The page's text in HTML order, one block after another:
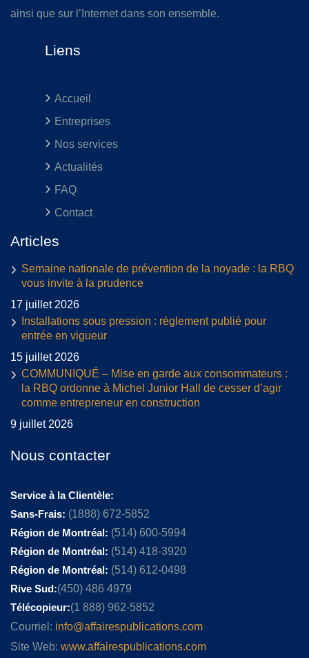
ainsi que sur l’Internet dans son ensemble.
Liens
Accueil
Entreprises
Nos services
Actualités
FAQ
Contact
Articles
Semaine nationale de prévention de la noyade : la RBQ
vous invite à la prudence
17 juillet 2026
Installations sous pression : règlement publié pour
entrée en vigueur
15 juillet 2026
COMMUNIQUÉ – Mise en garde aux consommateurs :
la RBQ ordonne à Michel Junior Hall de cesser d’agir
comme entrepreneur en construction
9 juillet 2026
Nous contacter
Service à la Clientèle:
Sans-Frais: (1888) 672-5852
Région de Montréal: (514) 600-5994
Région de Montréal: (514) 418-3920
Région de Montréal: (514) 612-0498
Rive Sud:(450) 486 4979
Télécopieur:(1 888) 962-5852
Courriel: info@affairespublications.com
Site Web: www.affairespublications.com